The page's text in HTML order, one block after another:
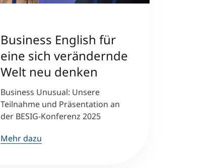
Business English für
eine sich verändernde
Welt neu denken
Business Unusual: Unsere
Teilnahme und Präsentation an
der BESIG-Konferenz 2025
Mehr dazu